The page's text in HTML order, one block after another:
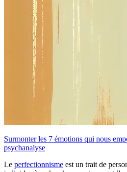
Surmonter les 7 émotions qui nous
psychanalyse
Le perfectionnisme est un trait de